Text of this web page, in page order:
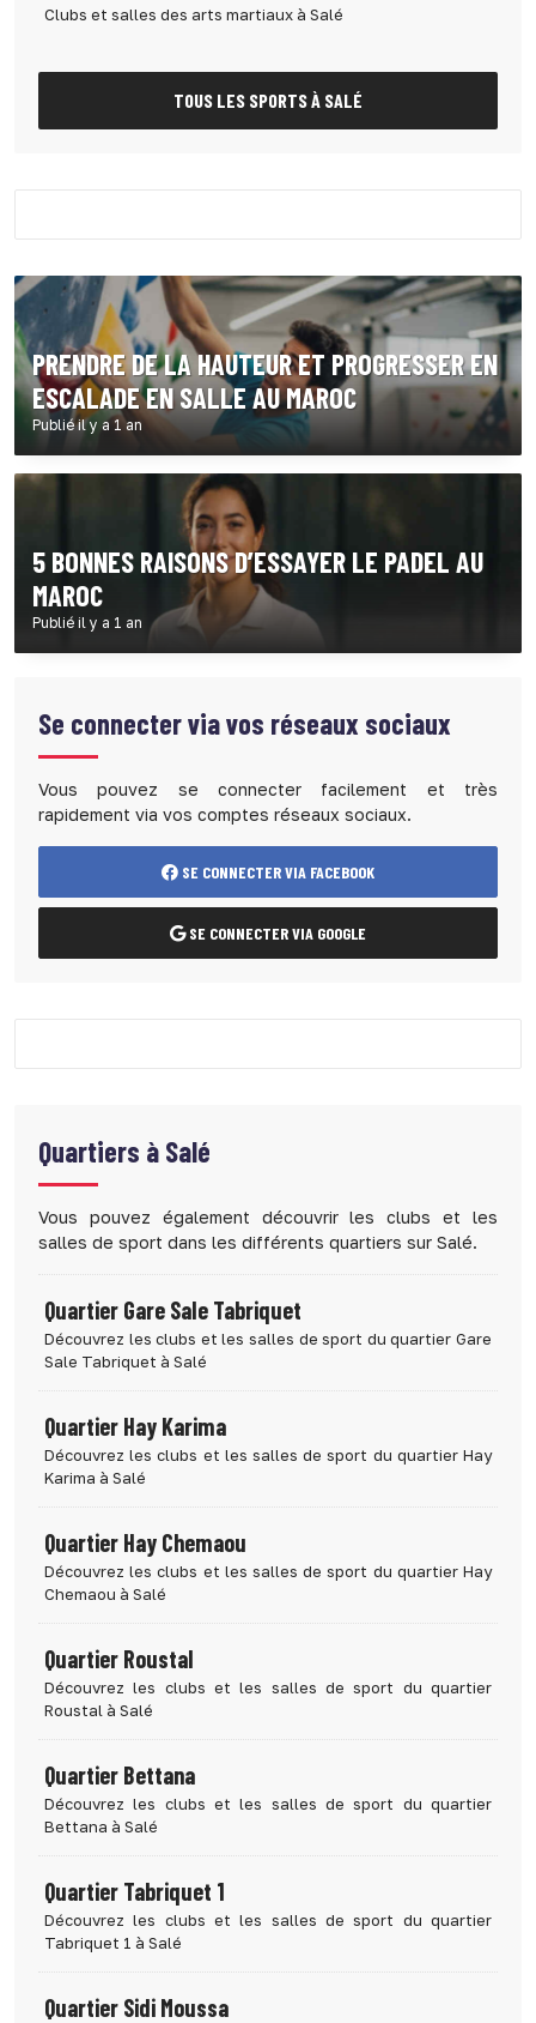
Clubs et salles des arts martiaux à Salé
TOUS LES SPORTS À SALÉ
PRENDRE DE LA HAUTEUR ET PROGRESSER EN
ESCALADE EN SALLE AU MAROC
Publié il y a 1 an
5 BONNES RAISONS D’ESSAYER LE PADEL AU
MAROC
Publié il y a 1 an
Se connecter via vos réseaux sociaux
Vous pouvez se connecter facilement et très
rapidement via vos comptes réseaux sociaux.
SE CONNECTER VIA FACEBOOK
SE CONNECTER VIA GOOGLE
Quartiers à Salé
Vous pouvez également découvrir les clubs et les
salles de sport dans les différents quartiers sur Salé.
Quartier Gare Sale Tabriquet
Découvrez les clubs et les salles de sport du quartier Gare
Sale Tabriquet à Salé
Quartier Hay Karima
Découvrez les clubs et les salles de sport du quartier Hay
Karima à Salé
Quartier Hay Chemaou
Découvrez les clubs et les salles de sport du quartier Hay
Chemaou à Salé
Quartier Roustal
Découvrez les clubs et les salles de sport du quartier
Roustal à Salé
Quartier Bettana
Découvrez les clubs et les salles de sport du quartier
Bettana à Salé
Quartier Tabriquet 1
Découvrez les clubs et les salles de sport du quartier
Tabriquet 1 à Salé
Quartier Sidi Moussa